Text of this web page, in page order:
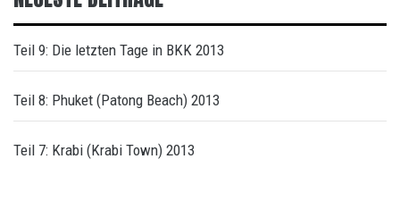
Teil 9: Die letzten Tage in BKK 2013
Teil 8: Phuket (Patong Beach) 2013
Teil 7: Krabi (Krabi Town) 2013